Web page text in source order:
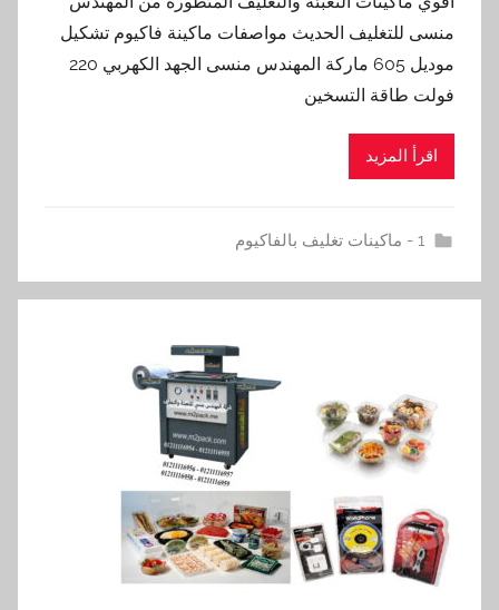
منسى للتغليف الحديث مواصفات ماكينة فاكيوم تشكيل
موديل 605 ماركة المهندس منسى الجهد الكهربي 220
فولت طاقة التسخين
اقرأ المزيد
1 - ماكينات تغليف بالفاكيوم